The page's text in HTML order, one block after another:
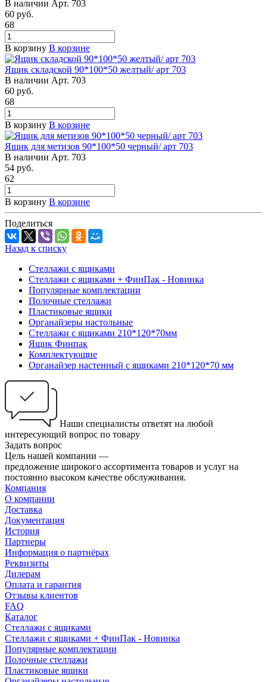
В наличии Арт. 703
60 руб.
68
В корзину В корзине
Ящик складской 90*100*50 желтый/ арт 703
В наличии Арт. 703
60 руб.
68
В корзину В корзине
Ящик для метизов 90*100*50 черный/ арт 703
В наличии Арт. 703
54 руб.
62
В корзину В корзине
Поделиться
Назад к списку
Стеллажи с ящиками
Стеллажи с ящиками + ФинПак - Новинка
Популярные комплектации
Полочные стеллажи
Пластиковые ящики
Органайзеры настольные
Стеллажи с ящиками 210*120*70мм
Ящик Финпак
Комплектующие
Органайзер настенный с ящиками 210*120*70 мм
Наши специалисты ответят на любой
интересующий вопрос по товару
Задать вопрос
Цель нашей компании —
предложение широкого ассортимента товаров и услуг на
постоянно высоком качестве обслуживания.
Компания
О компании
Доставка
Документация
История
Партнеры
Информация о партнёрах
Реквизиты
Дилерам
Оплата и гарантия
Отзывы клиентов
FAQ
Каталог
Стеллажи с ящиками
Стеллажи с ящиками + ФинПак - Новинка
Популярные комплектации
Полочные стеллажи
Пластиковые ящики